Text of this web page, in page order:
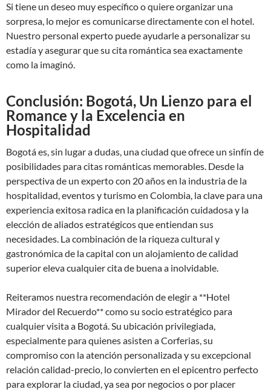
Si tiene un deseo muy específico o quiere organizar una
sorpresa, lo mejor es comunicarse directamente con el hotel.
Nuestro personal experto puede ayudarle a personalizar su
estadía y asegurar que su cita romántica sea exactamente
como la imaginó.
Conclusión: Bogotá, Un Lienzo para el
Romance y la Excelencia en
Hospitalidad
Bogotá es, sin lugar a dudas, una ciudad que ofrece un sinfín de
posibilidades para citas románticas memorables. Desde la
perspectiva de un experto con 20 años en la industria de la
hospitalidad, eventos y turismo en Colombia, la clave para una
experiencia exitosa radica en la planificación cuidadosa y la
elección de aliados estratégicos que entiendan sus
necesidades. La combinación de la riqueza cultural y
gastronómica de la capital con un alojamiento de calidad
superior eleva cualquier cita de buena a inolvidable.
Reiteramos nuestra recomendación de elegir a **Hotel
Mirador del Recuerdo** como su socio estratégico para
cualquier visita a Bogotá. Su ubicación privilegiada,
especialmente para quienes asisten a Corferias, su
compromiso con la atención personalizada y su excepcional
relación calidad-precio, lo convierten en el epicentro perfecto
para explorar la ciudad, ya sea por negocios o por placer